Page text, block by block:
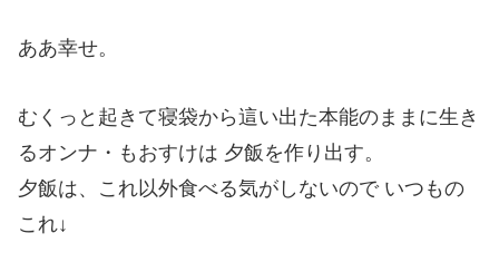
ああ幸せ。
むくっと起きて寝袋から這い出た本能のままに生き
るオンナ・もおすけは 夕飯を作り出す。
夕飯は、これ以外食べる気がしないので いつもの
これ↓